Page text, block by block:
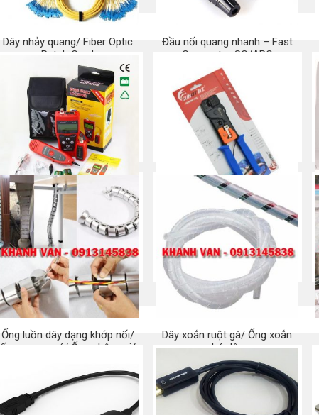
Dây nhảy quang/ Fiber Optic
Patch Cord
Mua ngay
Đầu nối quang nhanh – Fast
Connector SC/APC
Mua ngay
MÁY TEST MẠNG NF-308
Mua ngay
Kìm bấm mạng RJ45 –
SUNKIT
Mua ngay
Ống luồn dây dạng khớp nối/
ống xương cá/ Ống chân voi/
Mua ngay
Dây xoắn ruột gà/ Ống xoắn
bó dây
Mua ngay